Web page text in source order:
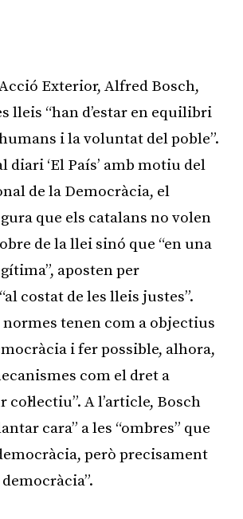
Exterior, Alfred Bosch,
lleis “han d’estar en equilibri
i la voluntat del poble”.
diari ‘El País’ amb motiu del
de la Democràcia, el
que els catalans no volen
de la llei sinó que “en una
aposten per
costat de les lleis justes”.
normes tenen com a objectius
i fer possible, alhora,
com el dret a
A l’article, Bosch
cara” a les “ombres” que
però precisament